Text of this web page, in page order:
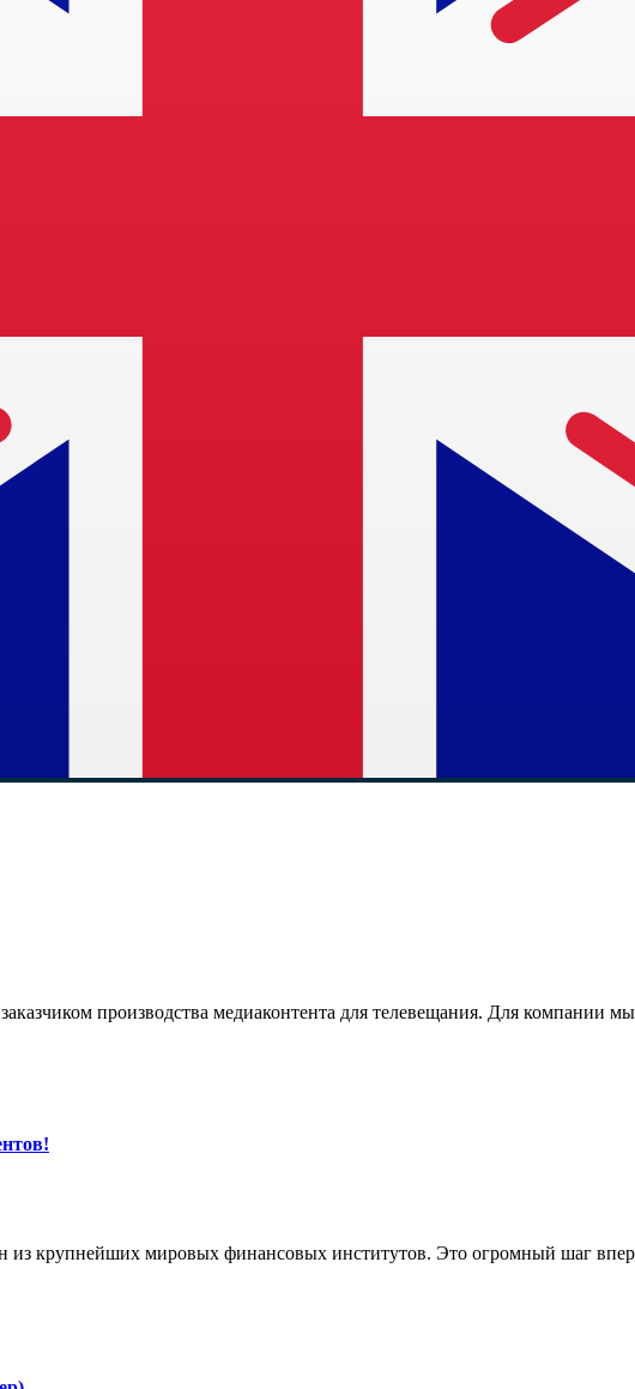
производства медиаконтента для телевещания. Для компании
крупнейших мировых финансовых институтов. Это огромный шаг